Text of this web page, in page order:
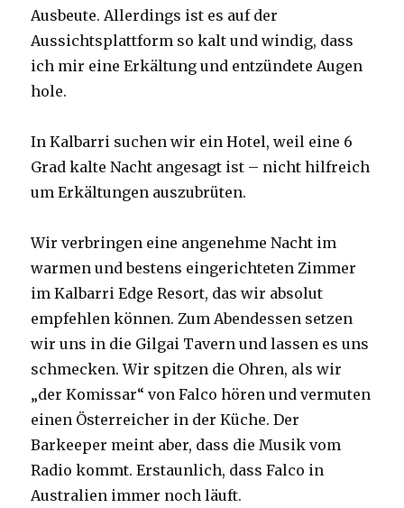
Ausbeute. Allerdings ist es auf der
Aussichtsplattform so kalt und windig, dass
ich mir eine Erkältung und entzündete Augen
hole.
In Kalbarri suchen wir ein Hotel, weil eine 6
Grad kalte Nacht angesagt ist – nicht hilfreich
um Erkältungen auszubrüten.
Wir verbringen eine angenehme Nacht im
warmen und bestens eingerichteten Zimmer
im Kalbarri Edge Resort, das wir absolut
empfehlen können. Zum Abendessen setzen
wir uns in die Gilgai Tavern und lassen es uns
schmecken. Wir spitzen die Ohren, als wir
„der Komissar“ von Falco hören und vermuten
einen Österreicher in der Küche. Der
Barkeeper meint aber, dass die Musik vom
Radio kommt. Erstaunlich, dass Falco in
Australien immer noch läuft.